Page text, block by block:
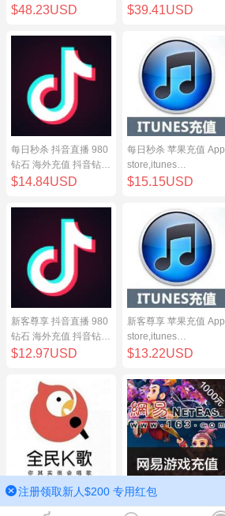
石 298元 inke钻石
$48.23USD
298元 inke钻石
$39.41USD
每日秒杀 抖音直播 980
钻石 海外充值 抖音钻石
（原抖币）98元
$14.84USD
每日秒杀 苹果充值 App
store,itunes
store,iphone,ipad中国
$15.15USD
新客尊享 抖音直播 980
钻石 海外充值 抖音钻石
（原抖币）98元
$12.97USD
新客尊享 苹果充值 App
store,itunes
store,iphone,ipad中国
$13.22USD
新客尊享 全民K歌100
元 1000K币（填写全民
网易点数1000元(可直
充/寄售) 网易一卡通
注册领取新人$200 专用红包